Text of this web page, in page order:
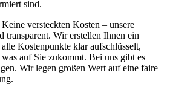
sind.
Keine versteckten Kosten – unsere
transparent. Wir erstellen Ihnen ein
Kostenpunkte klar aufschlüsselt,
was auf Sie zukommt. Bei uns gibt es
Wir legen großen Wert auf eine faire